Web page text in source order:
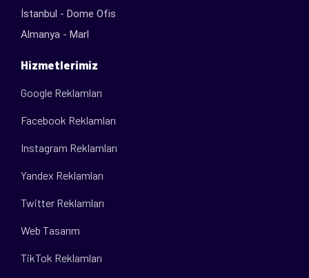
İstanbul - Dome Ofis
Almanya - Marl
Hizmetlerimiz
Google Reklamları
Facebook Reklamları
Instagram Reklamları
Yandex Reklamları
Twitter Reklamları
Web Tasarım
TikTok Reklamları